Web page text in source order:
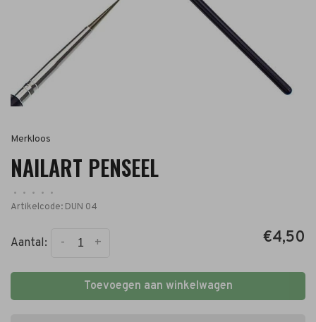
Merkloos
NAILART PENSEEL
• • • •
•
Artikelcode: DUN 04
Aantal: +
- €4,50
Toevoegen aan winkelwagen